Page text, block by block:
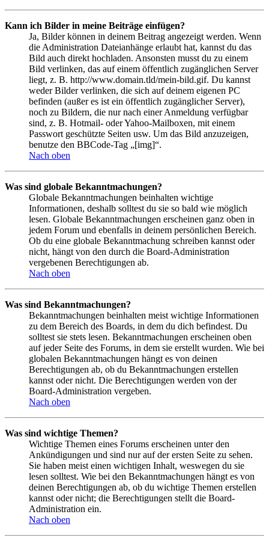
Kann ich Bilder in meine Beiträge einfügen?
Ja, Bilder können in deinem Beitrag angezeigt werden. Wenn
die Administration Dateianhänge erlaubt hat, kannst du das
Bild auch direkt hochladen. Ansonsten musst du zu einem
Bild verlinken, das auf einem öffentlich zugänglichen Server
liegt, z. B. http://www.domain.tld/mein-bild.gif. Du kannst
weder Bilder verlinken, die sich auf deinem eigenen PC
befinden (außer es ist ein öffentlich zugänglicher Server),
noch zu Bildern, die nur nach einer Anmeldung verfügbar
sind, z. B. Hotmail- oder Yahoo-Mailboxen, mit einem
Passwort geschützte Seiten usw. Um das Bild anzuzeigen,
benutze den BBCode-Tag „[img]“.
Nach oben
Was sind globale Bekanntmachungen?
Globale Bekanntmachungen beinhalten wichtige
Informationen, deshalb solltest du sie so bald wie möglich
lesen. Globale Bekanntmachungen erscheinen ganz oben in
jedem Forum und ebenfalls in deinem persönlichen Bereich.
Ob du eine globale Bekanntmachung schreiben kannst oder
nicht, hängt von den durch die Board-Administration
vergebenen Berechtigungen ab.
Nach oben
Was sind Bekanntmachungen?
Bekanntmachungen beinhalten meist wichtige Informationen
zu dem Bereich des Boards, in dem du dich befindest. Du
solltest sie stets lesen. Bekanntmachungen erscheinen oben
auf jeder Seite des Forums, in dem sie erstellt wurden. Wie bei
globalen Bekanntmachungen hängt es von deinen
Berechtigungen ab, ob du Bekanntmachungen erstellen
kannst oder nicht. Die Berechtigungen werden von der
Board-Administration vergeben.
Nach oben
Was sind wichtige Themen?
Wichtige Themen eines Forums erscheinen unter den
Ankündigungen und sind nur auf der ersten Seite zu sehen.
Sie haben meist einen wichtigen Inhalt, weswegen du sie
lesen solltest. Wie bei den Bekanntmachungen hängt es von
deinen Berechtigungen ab, ob du wichtige Themen erstellen
kannst oder nicht; die Berechtigungen stellt die Board-
Administration ein.
Nach oben